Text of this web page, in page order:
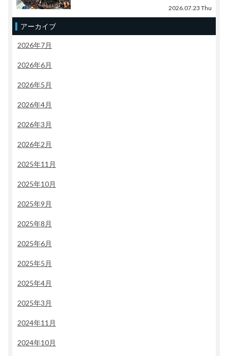
2026.07.23 Thu
アーカイブ
2026年7月
2026年6月
2026年5月
2026年4月
2026年3月
2026年2月
2025年11月
2025年10月
2025年9月
2025年8月
2025年6月
2025年5月
2025年4月
2025年3月
2024年11月
2024年10月